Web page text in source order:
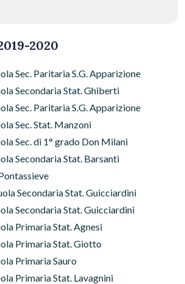
di
2020
Sec. Paritaria S.G. Apparizione
Secondaria Stat. Ghiberti
Sec. Paritaria S.G. Apparizione
Sec. Stat. Manzoni
Sec. di 1° grado Don Milani
Secondaria Stat. Barsanti
Secondaria Stat. Guicciardini
Secondaria Stat. Guicciardini
Primaria Stat. Agnesi
Primaria Stat. Giotto
Primaria Sauro
Primaria Stat. Lavagnini